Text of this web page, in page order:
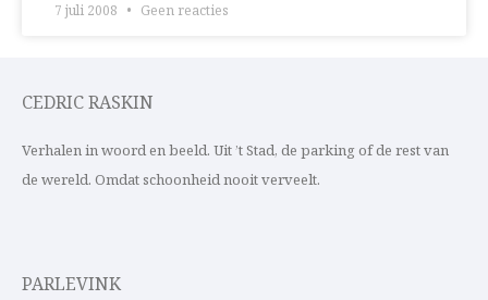
7 juli 2008 Geen reacties
CEDRIC RASKIN
Verhalen in woord en beeld. Uit ’t Stad, de parking of de rest van
de wereld. Omdat schoonheid nooit verveelt.
PARLEVINK